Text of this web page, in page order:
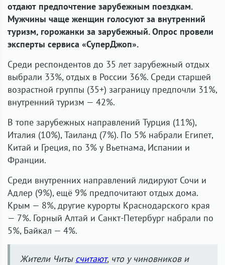
отдают предпочтение зарубежным поездкам.
Мужчины чаще женщин голосуют за внутренний
туризм, горожанки за зарубежный. Опрос провели
эксперты сервиса «СуперДжоп».
Среди респондентов до 35 лет зарубежный отдых
выбрали 33%, отдых в России 36%. Среди старшей
возрастной группы (35+) заграницу предпочли 31%,
внутренний туризм — 42%.
В топе зарубежных направлений Турция (11%),
Италия (10%), Таиланд (7%). По 5% набрали Египет,
Китай и Греция, по 3% у Вьетнама, Испании и
Франции.
Среди внутренних направлений лидируют Сочи и
Адлер (9%), ещё 9% предпочитают отдых дома.
Крым — 8%, другие курорты Краснодарского края
— 7%. Горный Алтай и Санкт-Петербург набрали по
5%, Байкал — 4%.
Жители Читы считают, что у чиновников и